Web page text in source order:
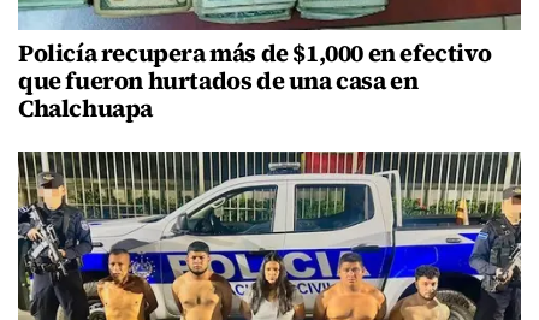
Policía recupera más de $1,000 en efectivo
que fueron hurtados de una casa en
Chalchuapa